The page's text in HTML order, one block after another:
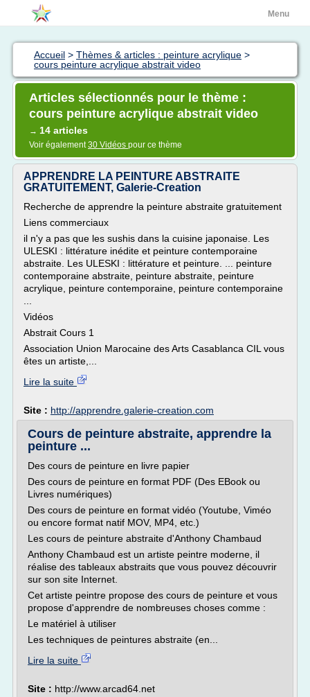
Menu
Accueil > Thèmes & articles : peinture acrylique >
cours peinture acrylique abstrait video
Articles sélectionnés pour le thème :
cours peinture acrylique abstrait video
→ 14 articles
Voir également30 Vidéos pour ce thème
APPRENDRE LA PEINTURE ABSTRAITE
GRATUITEMENT, Galerie-Creation
Recherche de apprendre la peinture abstraite gratuitement
Liens commerciaux
il n'y a pas que les sushis dans la cuisine japonaise. Les
ULESKI : littérature inédite et peinture contemporaine
abstraite. Les ULESKI : littérature et peinture. ... peinture
contemporaine abstraite, peinture abstraite, peinture
acrylique, peinture contemporaine, peinture contemporaine
Vidéos
Abstrait Cours 1
Association Union Marocaine des Arts Casablanca CIL vous
êtes un artiste,...
Lire la suite
Site : http://apprendre.galerie-creation.com
Cours de peinture abstraite, apprendre la
peinture ...
Des cours de peinture en livre papier
Des cours de peinture en format PDF (Des EBook ou
Livres numériques)
Des cours de peinture en format vidéo (Youtube, Viméo
ou encore format natif MOV, MP4, etc.)
Les cours de peinture abstraite d'Anthony Chambaud
Anthony Chambaud est un artiste peintre moderne, il
réalise des tableaux abstraits que vous pouvez découvrir
sur son site Internet.
Cet artiste peintre propose des cours de peinture et vous
propose d'apprendre de nombreuses choses comme :
Le matériel à utiliser
Les techniques de peintures abstraite (en...
Lire la suite
Site : http://www.arcad64.net